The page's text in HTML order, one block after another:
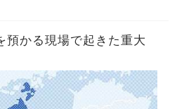
預かる現場で起きた重大